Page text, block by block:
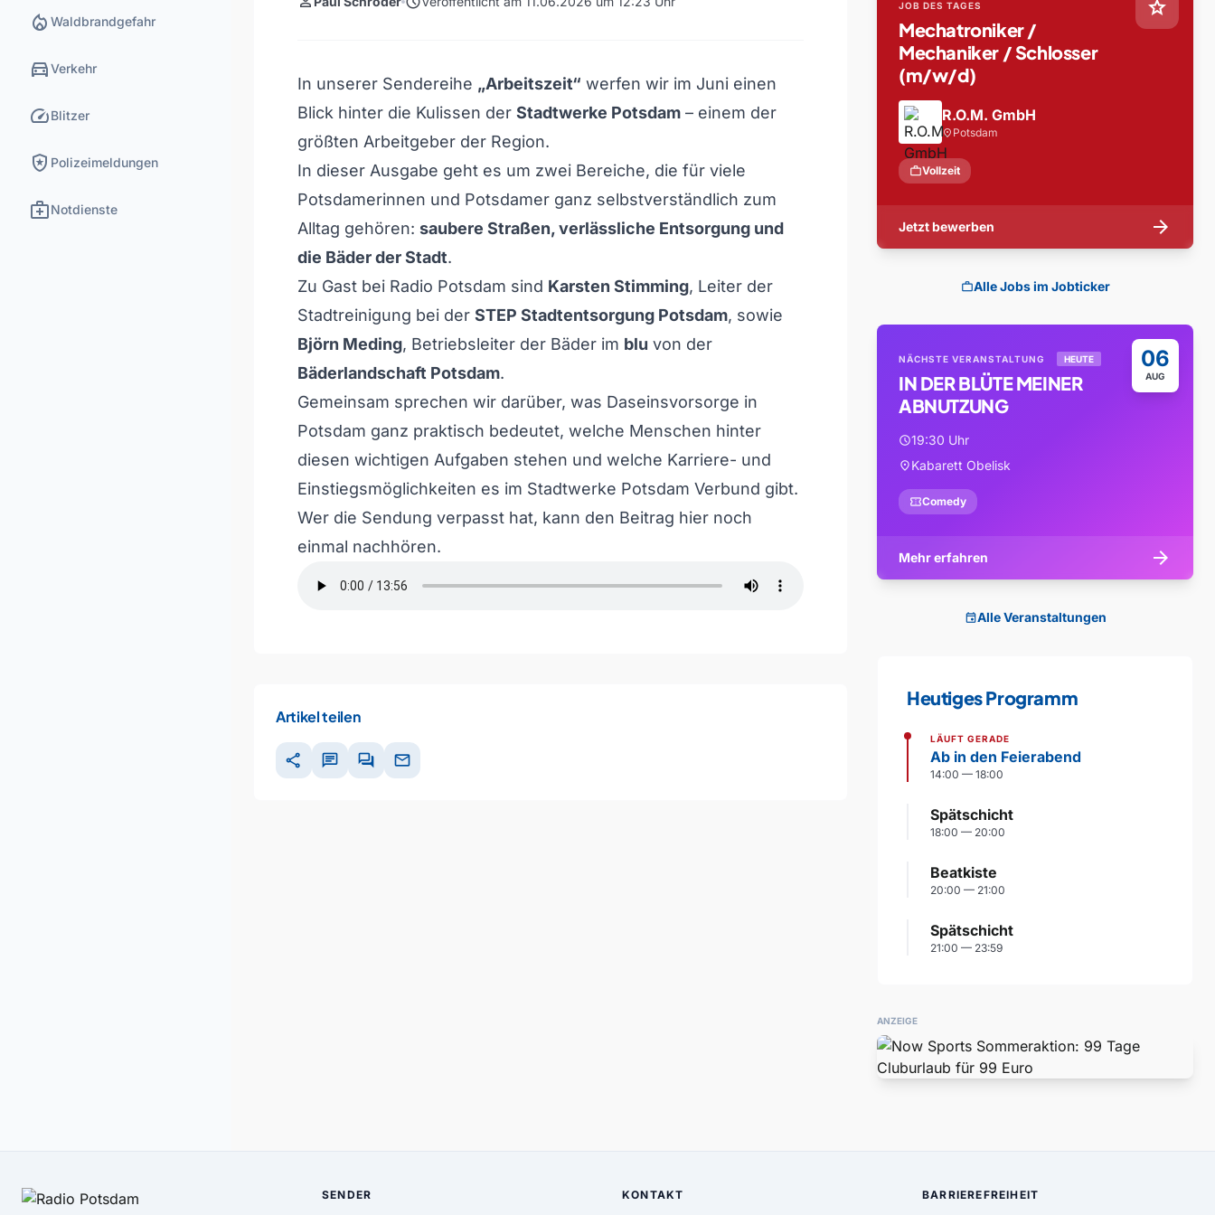
local_fire_department Waldbrandgefahr
directions_carVerkehr
speedBlitzer
local_police Polizeimeldungen
medical_servicesNotdienste
In unserer Sendereihe „Arbeitszeit“ werfen wir im Juni einen
Blick hinter die Kulissen der Stadtwerke Potsdam – einem der
größten Arbeitgeber der Region.
In dieser Ausgabe geht es um zwei Bereiche, die für viele
Potsdamerinnen und Potsdamer ganz selbstverständlich zum
Alltag gehören: saubere Straßen, verlässliche Entsorgung und
die Bäder der Stadt.
Zu Gast bei Radio Potsdam sind Karsten Stimming, Leiter der
Stadtreinigung bei der STEP Stadtentsorgung Potsdam, sowie
Björn Meding, Betriebsleiter der Bäder im blu von der
Bäderlandschaft Potsdam.
Gemeinsam sprechen wir darüber, was Daseinsvorsorge in
Potsdam ganz praktisch bedeutet, welche Menschen hinter
diesen wichtigen Aufgaben stehen und welche Karriere- und
Einstiegsmöglichkeiten es im Stadtwerke Potsdam Verbund gibt.
Wer die Sendung verpasst hat, kann den Beitrag hier noch
einmal nachhören.
Artikel teilen
share chat forum mail
star
JOB DES TAGES
Mechatroniker /
Mechaniker / Schlosser
(m/w/d)
R.O.M. GmbH
location_on Potsdam
workVollzeit
Jetzt bewerben arrow_forward
workAlle Jobs im Jobticker
06
AUG
NÄCHSTE VERANSTALTUNG HEUTE
IN DER BLÜTE MEINER
ABNUTZUNG
schedule19:30 Uhr
location_onKabarett Obelisk
confirmation_numberComedy
Mehr erfahren arrow_forward
eventAlle Veranstaltungen
Heutiges Programm
LÄUFT GERADE
Ab in den Feierabend
14:00 — 18:00
Spätschicht
18:00 — 20:00
Beatkiste
20:00 — 21:00
Spätschicht
21:00 — 23:59
ANZEIGE
SENDER KONTAKT BARRIEREFREIHEIT